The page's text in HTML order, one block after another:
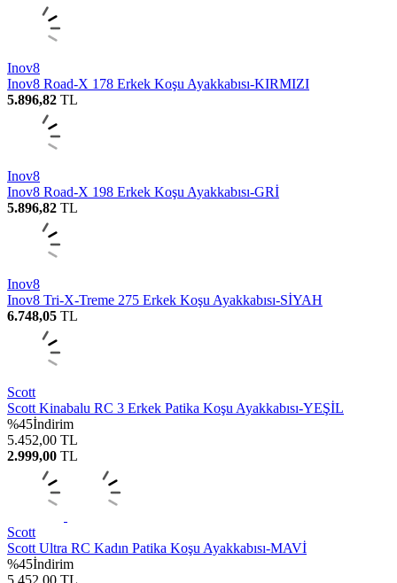
Inov8
Inov8 Road-X 178 Erkek Koşu Ayakkabısı-KIRMIZI
5.896,82 TL
Inov8
Inov8 Road-X 198 Erkek Koşu Ayakkabısı-GRİ
5.896,82 TL
Inov8
Inov8 Tri-X-Treme 275 Erkek Koşu Ayakkabısı-SİYAH
6.748,05 TL
Scott
Scott Kinabalu RC 3 Erkek Patika Koşu Ayakkabısı-YEŞİL
%45İndirim
5.452,00 TL
2.999,00 TL
Scott
Scott Ultra RC Kadın Patika Koşu Ayakkabısı-MAVİ
%45İndirim
5.452,00 TL